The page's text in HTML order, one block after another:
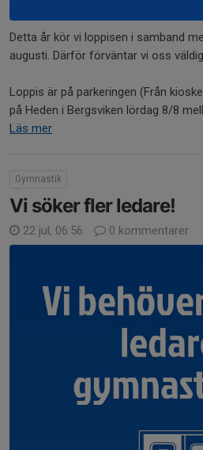
Detta år kör vi loppisen i samband
augusti. Därför förväntar vi oss
Loppis är på parkeringen (Från
på Heden i Bergsviken lördag 8/8
Läs mer
Gymnastik
Vi söker fler ledare!
22 jul, 06:56 0 kommentarer